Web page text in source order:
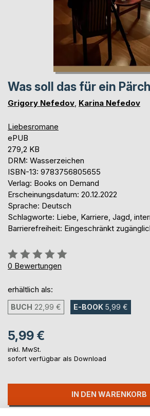
Was soll das für ein
Grigory Nefedov Karina Nefedov
Liebesromane
ePUB
279,2 KB
DRM: Wasserzeichen
ISBN-13: 9783756805655
Verlag: Books on Demand
Erscheinungsdatum: 20.12.2022
Sprache: Deutsch
Schlagworte: Liebe, Karriere, Jagd,
Barrierefreiheit: Eingeschränkt
Bewertung::
0%
0 Bewertungen
erhältlich als:
BUCH 22,99 € E-BOOK 5,99 €
5,99 €
inkl. MwSt.
sofort verfügbar als Download
IN DEN WARENKORB